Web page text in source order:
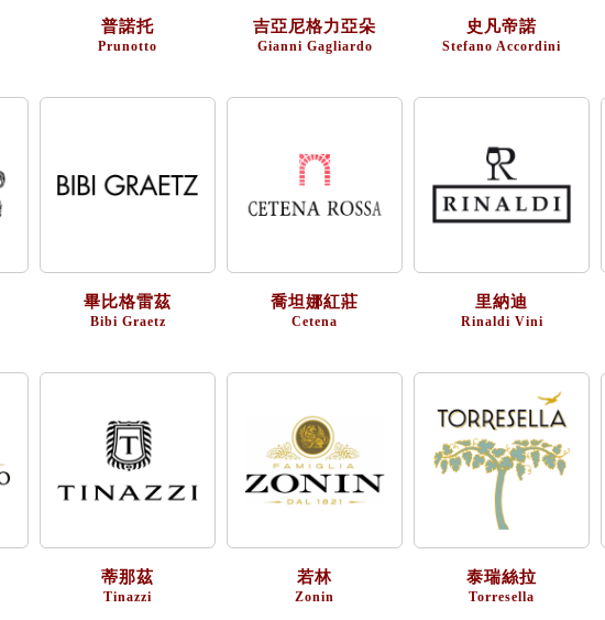
普諾托
Prunotto
吉亞尼格力亞朵
Gianni Gagliardo
史凡帝諾
Stefano Accordini
畢比格雷茲
Bibi Graetz
喬坦娜紅莊
Cetena
里納迪
Rinaldi Vini
蒂那茲
Tinazzi
若林
Zonin
泰瑞絲拉
Torresella